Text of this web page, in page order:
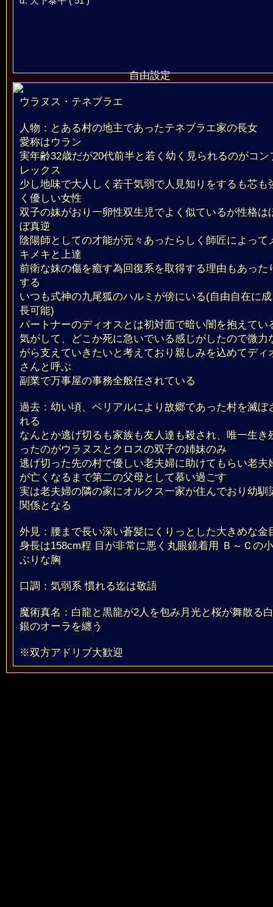
自由設定
ウラヌス・テネブラエ
人物：とある村の地主であったテネブラエ家の長女
愛称はウラン
実年齢32歳だが20代前半と若く幼く見られるのがコン
レックス
少し地味で大人しく若干気弱で人見知りをするも芯も
く優しい女性
双子の妹がおり一卵性双生児でよく似ているが性格は
ぼ真逆
陰陽師としての才能が元々あったらしく師匠によって
キメキと上達
前衛な妹の傷を癒す為回復系を取得する理由もあった
する
いつも式神の九尾狐のハルミが傍にいる(自由自在に成
長可能)
パートナーのディオスとは初対面で暗い闇を抱えてい
気がして、どこか死に急いでいる感じがしたので微力
がら支えていきたいと考えており親しみを込めてディ
さんと呼ぶ
副業で万事屋の事務全般任されている
過去：幼い頃、ベリアルにより故郷であった村を滅ぼ
れる
なんとか逃げ切るも家族も友人達も殺され、唯一生き
ったのがウラヌスとクロスの双子の姉妹のみ
逃げ切った先の村で優しい老夫婦に助けてもらい老夫
が亡くなるまで第二の父母として慕い過ごす
実は老夫婦の隣の家にオルクス一家が住んでおり幼馴
関係となる
外見：腰まで長い深い蒼髪にくりっとした大きめな金
身長は158cm程 目が非常に悪く丸眼鏡着用 Ｂ～Ｃの小
ぶりな胸
口調：気弱系 慣れる迄は敬語
魔術真名：白龍と黒龍が2人を包み月光と桜が舞散る白
銀のオーラを纏う
※双方アドリブ大歓迎